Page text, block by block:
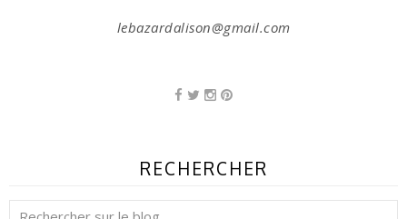
lebazardalison@gmail.com
RECHERCHER